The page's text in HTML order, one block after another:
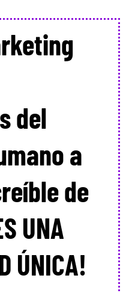
del
a
de
UNA
ÚNICA!